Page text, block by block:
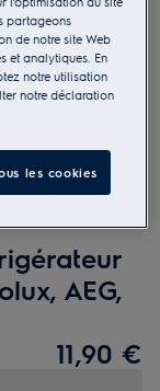
AEG,
11,90 €
partageons
de notre site Web
et analytiques. En
notre utilisation
notre déclaration
les cookies